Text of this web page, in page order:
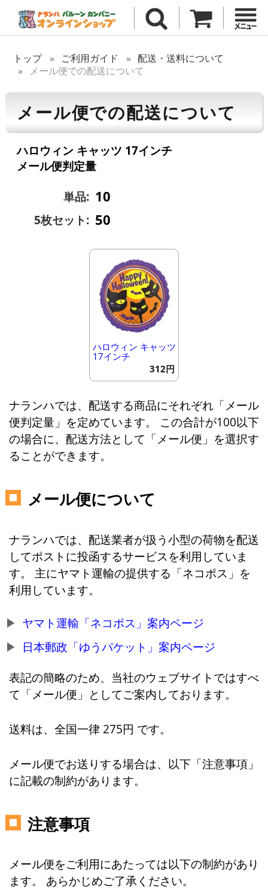
トップ ご利用ガイド
配送・送料について
メール便での配送について
メール便での配送について
ハロウィン キャッツ 17インチ
メール便判定量
単品: 10
5枚セット: 50
ハロウィン キャッツ
17インチ
312円
ナランハでは、配送する商品にそれぞれ「メール
便判定量」を定めています。 この合計が100以下
の場合に、配送方法として「メール便」を選択す
ることができます。
メール便について
ナランハでは、配送業者が扱う小型の荷物を配送
してポストに投函するサービスを利用していま
す。 主にヤマト運輸の提供する「ネコポス」を
利用しています。
ヤマト運輸「ネコポス」案内ページ
日本郵政「ゆうパケット」案内ページ
表記の簡略のため、当社のウェブサイトではすべ
て「メール便」としてご案内しております。
送料は、全国一律 275円 です。
メール便でお送りする場合は、以下「注意事項」
に記載の制約があります。
注意事項
メール便をご利用にあたっては以下の制約があり
ます。 あらかじめご了承ください。